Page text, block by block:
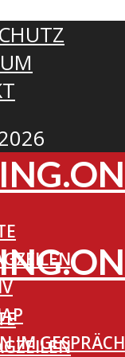
IM GESPRÄCH